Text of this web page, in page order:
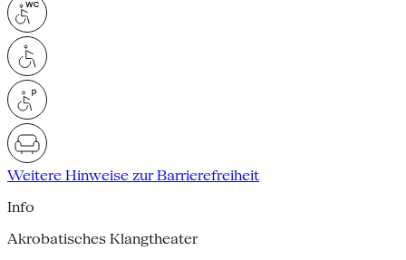
Weitere Hinweise zur Barrierefreiheit
Info
Akrobatisches Klangtheater